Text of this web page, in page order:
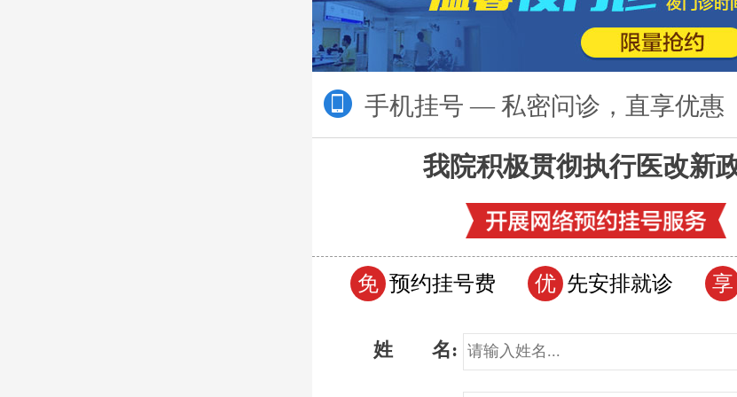
手机挂号 — 私密问诊，直享优惠
我院积极贯彻执行医改新
免 预约挂号费 优 先安排就诊 享
姓 名: